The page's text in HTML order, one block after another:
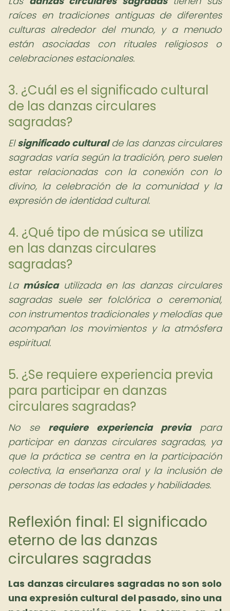
raíces en tradiciones antiguas de diferentes
culturas alrededor del mundo, y a menudo
están asociadas con rituales religiosos o
celebraciones estacionales.
3. ¿Cuál es el significado cultural
de las danzas circulares
sagradas?
Elsignificado culturalde las danzas circulares
sagradas varía según la tradición, pero suelen
estar relacionadas con la conexión con lo
divino, la celebración de la comunidad y la
expresión de identidad cultural.
4. ¿Qué tipo de música se utiliza
en las danzas circulares
sagradas?
La músicautilizada en las danzas circulares
sagradas suele ser folclórica o ceremonial,
con instrumentos tradicionales y melodías que
acompañan los movimientos y la atmósfera
espiritual.
5. ¿Se requiere experiencia previa
para participar en danzas
circulares sagradas?
No se requiere experiencia previapara
participar en danzas circulares sagradas, ya
que la práctica se centra en la participación
colectiva, la enseñanza oral y la inclusión de
personas de todas las edades y habilidades.
Reflexión final: El significado
eterno de las danzas
circulares sagradas
Las danzas circulares sagradas no son solo
una expresión cultural del pasado, sino una